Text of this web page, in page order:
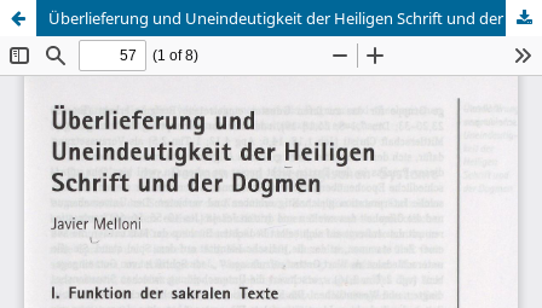
Überlieferung und Uneindeutigkeit der Heiligen Schrift und der Dogmen